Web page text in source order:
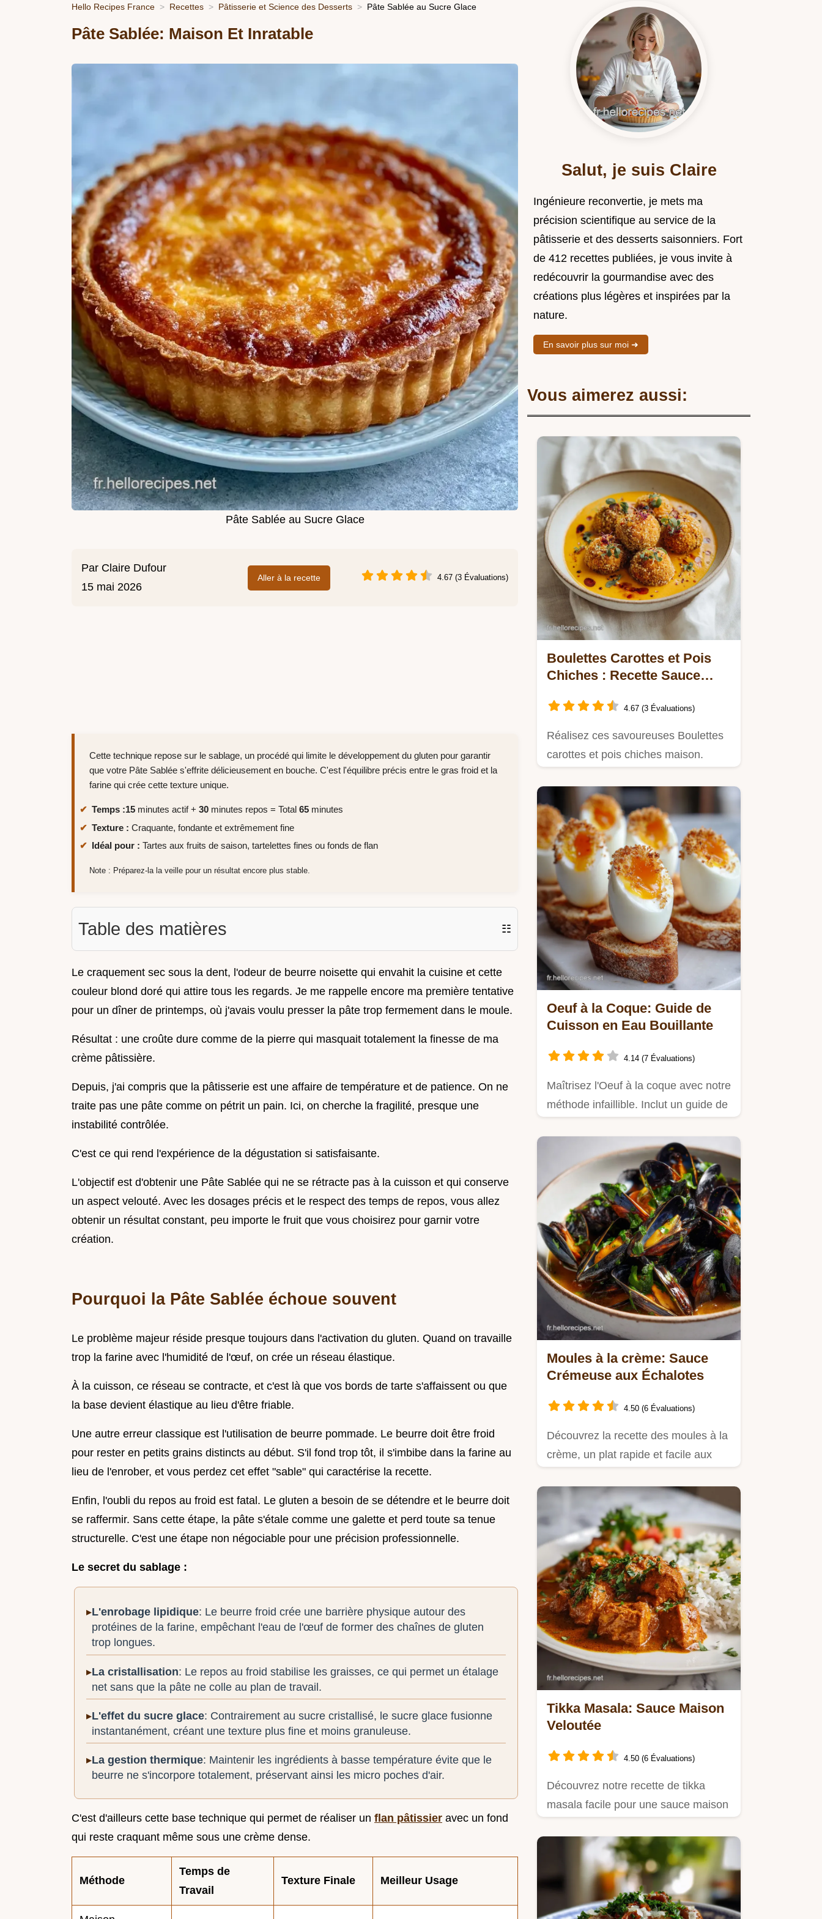
Hello Recipes France Recettes Pâtisserie et Science des Desserts Pâte Sablée au Sucre Glace
Pâte Sablée: Maison Et Inratable
Pâte Sablée au Sucre Glace
Par Claire Dufour
15 mai 2026
Aller à la recette 4.67 (3 Évaluations)
Cette technique repose sur le sablage, un procédé qui limite le développement du gluten pour garantir
que votre Pâte Sablée s'effrite délicieusement en bouche. C'est l'équilibre précis entre le gras froid et la
farine qui crée cette texture unique.
Temps :15 minutes actif + 30 minutes repos = Total 65 minutes
Texture : Craquante, fondante et extrêmement fine
Idéal pour : Tartes aux fruits de saison, tartelettes fines ou fonds de flan
Note : Préparez-la la veille pour un résultat encore plus stable.
Table des matières ☷
Le craquement sec sous la dent, l'odeur de beurre noisette qui envahit la cuisine et cette
couleur blond doré qui attire tous les regards. Je me rappelle encore ma première tentative
pour un dîner de printemps, où j'avais voulu presser la pâte trop fermement dans le moule.
Résultat : une croûte dure comme de la pierre qui masquait totalement la finesse de ma
crème pâtissière.
Depuis, j'ai compris que la pâtisserie est une affaire de température et de patience. On ne
traite pas une pâte comme on pétrit un pain. Ici, on cherche la fragilité, presque une
instabilité contrôlée.
C'est ce qui rend l'expérience de la dégustation si satisfaisante.
L'objectif est d'obtenir une Pâte Sablée qui ne se rétracte pas à la cuisson et qui conserve
un aspect velouté. Avec les dosages précis et le respect des temps de repos, vous allez
obtenir un résultat constant, peu importe le fruit que vous choisirez pour garnir votre
création.
Pourquoi la Pâte Sablée échoue souvent
Le problème majeur réside presque toujours dans l'activation du gluten. Quand on travaille
trop la farine avec l'humidité de l'œuf, on crée un réseau élastique.
À la cuisson, ce réseau se contracte, et c'est là que vos bords de tarte s'affaissent ou que
la base devient élastique au lieu d'être friable.
Une autre erreur classique est l'utilisation de beurre pommade. Le beurre doit être froid
pour rester en petits grains distincts au début. S'il fond trop tôt, il s'imbibe dans la farine au
lieu de l'enrober, et vous perdez cet effet "sable" qui caractérise la recette.
Enfin, l'oubli du repos au froid est fatal. Le gluten a besoin de se détendre et le beurre doit
se raffermir. Sans cette étape, la pâte s'étale comme une galette et perd toute sa tenue
structurelle. C'est une étape non négociable pour une précision professionnelle.
Le secret du sablage :
L'enrobage lipidique: Le beurre froid crée une barrière physique autour des
protéines de la farine, empêchant l'eau de l'œuf de former des chaînes de gluten
trop longues.
La cristallisation: Le repos au froid stabilise les graisses, ce qui permet un étalage
net sans que la pâte ne colle au plan de travail.
L'effet du sucre glace: Contrairement au sucre cristallisé, le sucre glace fusionne
instantanément, créant une texture plus fine et moins granuleuse.
La gestion thermique: Maintenir les ingrédients à basse température évite que le
beurre ne s'incorpore totalement, préservant ainsi les micro poches d'air.
C'est d'ailleurs cette base technique qui permet de réaliser un flan pâtissier avec un fond
qui reste craquant même sous une crème dense.
Méthode
Temps de
Travail
Texture Finale Meilleur Usage
Salut, je suis Claire
Ingénieure reconvertie, je mets ma
précision scientifique au service de la
pâtisserie et des desserts saisonniers. Fort
de 412 recettes publiées, je vous invite à
redécouvrir la gourmandise avec des
créations plus légères et inspirées par la
nature.
En savoir plus sur moi ➜
Vous aimerez aussi:
Boulettes Carottes et Pois
Chiches : Recette Sauce
4.67 (3 Évaluations)
Réalisez ces savoureuses Boulettes
carottes et pois chiches maison.
Oeuf à la Coque: Guide de
Cuisson en Eau Bouillante
4.14 (7 Évaluations)
Maîtrisez l'Oeuf à la coque avec notre
méthode infaillible. Inclut un guide de
Moules à la crème: Sauce
Crémeuse aux Échalotes
4.50 (6 Évaluations)
Découvrez la recette des moules à la
crème, un plat rapide et facile aux
Tikka Masala: Sauce Maison
Veloutée
4.50 (6 Évaluations)
Découvrez notre recette de tikka
masala facile pour une sauce maison